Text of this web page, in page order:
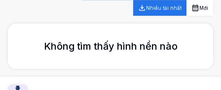
Nhiều tải nhất Mới
Không tìm thấy hình nền nào